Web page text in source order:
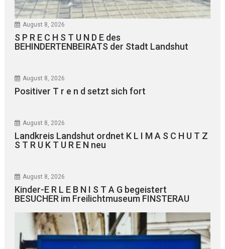
August 8, 2026
S P R E C H S T U N D E des
BEHINDERTENBEIRATS der Stadt Landshut
August 8, 2026
Positiver T r e n d setzt sich fort
August 8, 2026
Landkreis Landshut ordnet K L I M A S C H U T Z
S T R U K T U R E N neu
August 8, 2026
Kinder-E R L E B N I S T A G begeistert
BESUCHER im Freilichtmuseum FINSTERAU